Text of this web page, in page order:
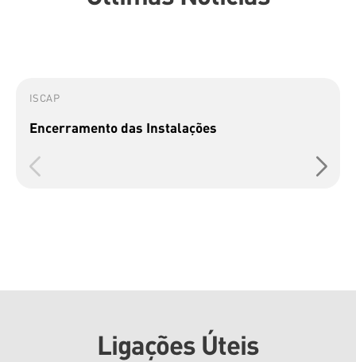
ISCAP
Encerramento das Instalações
Ligações Úteis